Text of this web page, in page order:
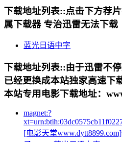
下载地址列表::点击下方荐
属下载器 专治迅雷无法下载
蓝光日语中字
下载地址列表::由于迅雷不
已经更换成本站独家高速下
本站专用电影下载地址：
magnet:?
[电影天堂